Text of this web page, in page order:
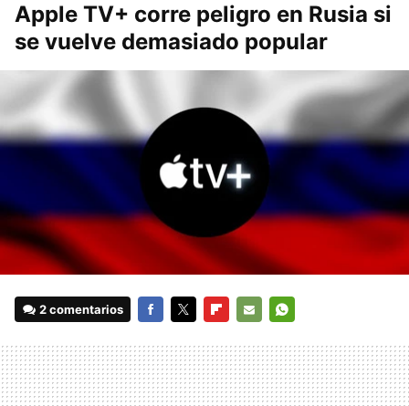
Apple TV+ corre peligro en Rusia si
se vuelve demasiado popular
2 comentarios
MAIL